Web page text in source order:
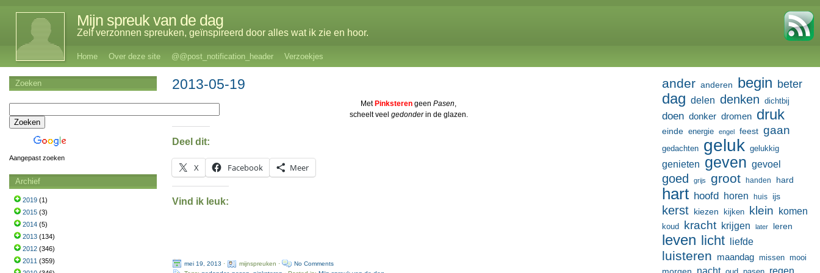
Mijn spreuk van de dag
Zelf verzonnen spreuken, geïnspireerd door alles wat ik zie en hoor.
Home Over deze site @@post_notification_header Verzoekjes
2013-05-19
Met Pinksteren geenPasen,
scheelt veel gedonderin de glazen.
Deel dit:
X Facebook Meer
Vind ik leuk:
mei 19, 2013 · mijnspreuken ·
No Comments
ander anderen begin beter
dag delen denken dichtbij
doen donker dromen druk
einde energie engel feest gaan
gedachten geluk gelukkig
genieten geven gevoel
goed grijs groot handen hard
hart hoofd horen huis ijs
kerst kiezen kijken klein komen
koud kracht krijgen later leren
leven licht liefde
luisteren maandag missen mooi
nacht regen
Zoeken
Aangepast zoeken
Archief
2019 (1)
2015 (3)
2014 (5)
2013 (134)
2012 (346)
2011 (359)